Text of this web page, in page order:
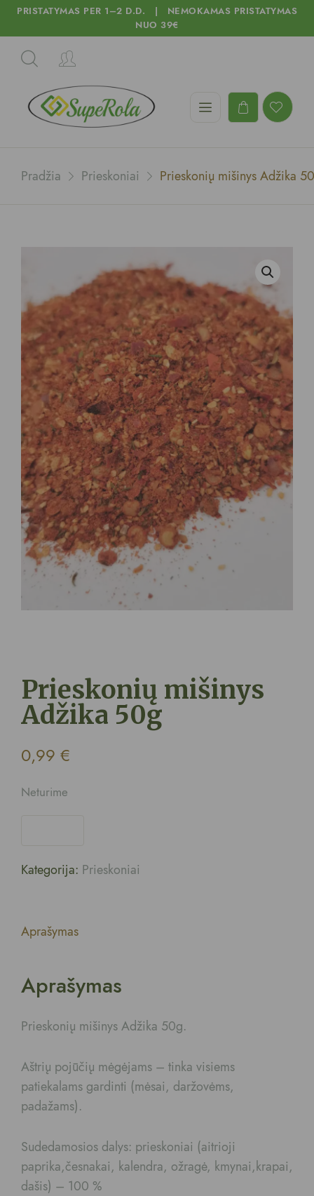
PRISTATYMAS PER 1–2 D.D. | NEMOKAMAS PRISTATYMAS
NUO 39€
Pradžia Prieskoniai Prieskonių mišinys Adžika
Prieskonių mišinys
Adžika 50g
0,99 €
Neturime
Kategorija: Prieskoniai
Aprašymas
Aprašymas
Prieskonių mišinys Adžika 50g.
Aštrių pojūčių mėgėjams – tinka visiems
patiekalams gardinti (mėsai, daržovėms,
padažams).
Sudedamosios dalys: prieskoniai (aitrioji
paprika,česnakai, kalendra, ožragė, kmynai,krapai,
dašis) – 100 %